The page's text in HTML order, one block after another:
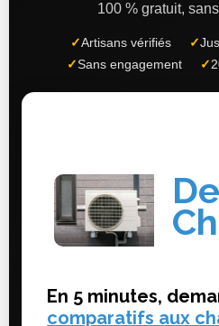
100 % gratuit,
✓Artisans vérifiés ✓
✓Sans engagement ✓